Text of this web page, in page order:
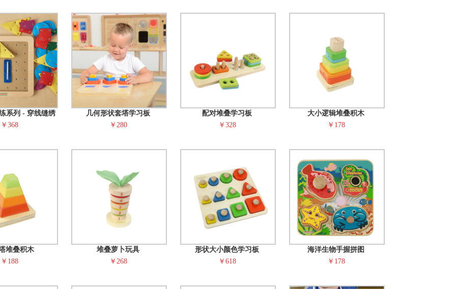
系列 - 穿线缝绣
￥368
几何形状套塔学习板
￥280
配对堆叠学习板
￥328
大小逻辑堆叠积木
￥178
堆叠积木
￥188
堆叠萝卜玩具
￥268
形状大小颜色学习板
￥618
海洋生物手握拼图
￥178